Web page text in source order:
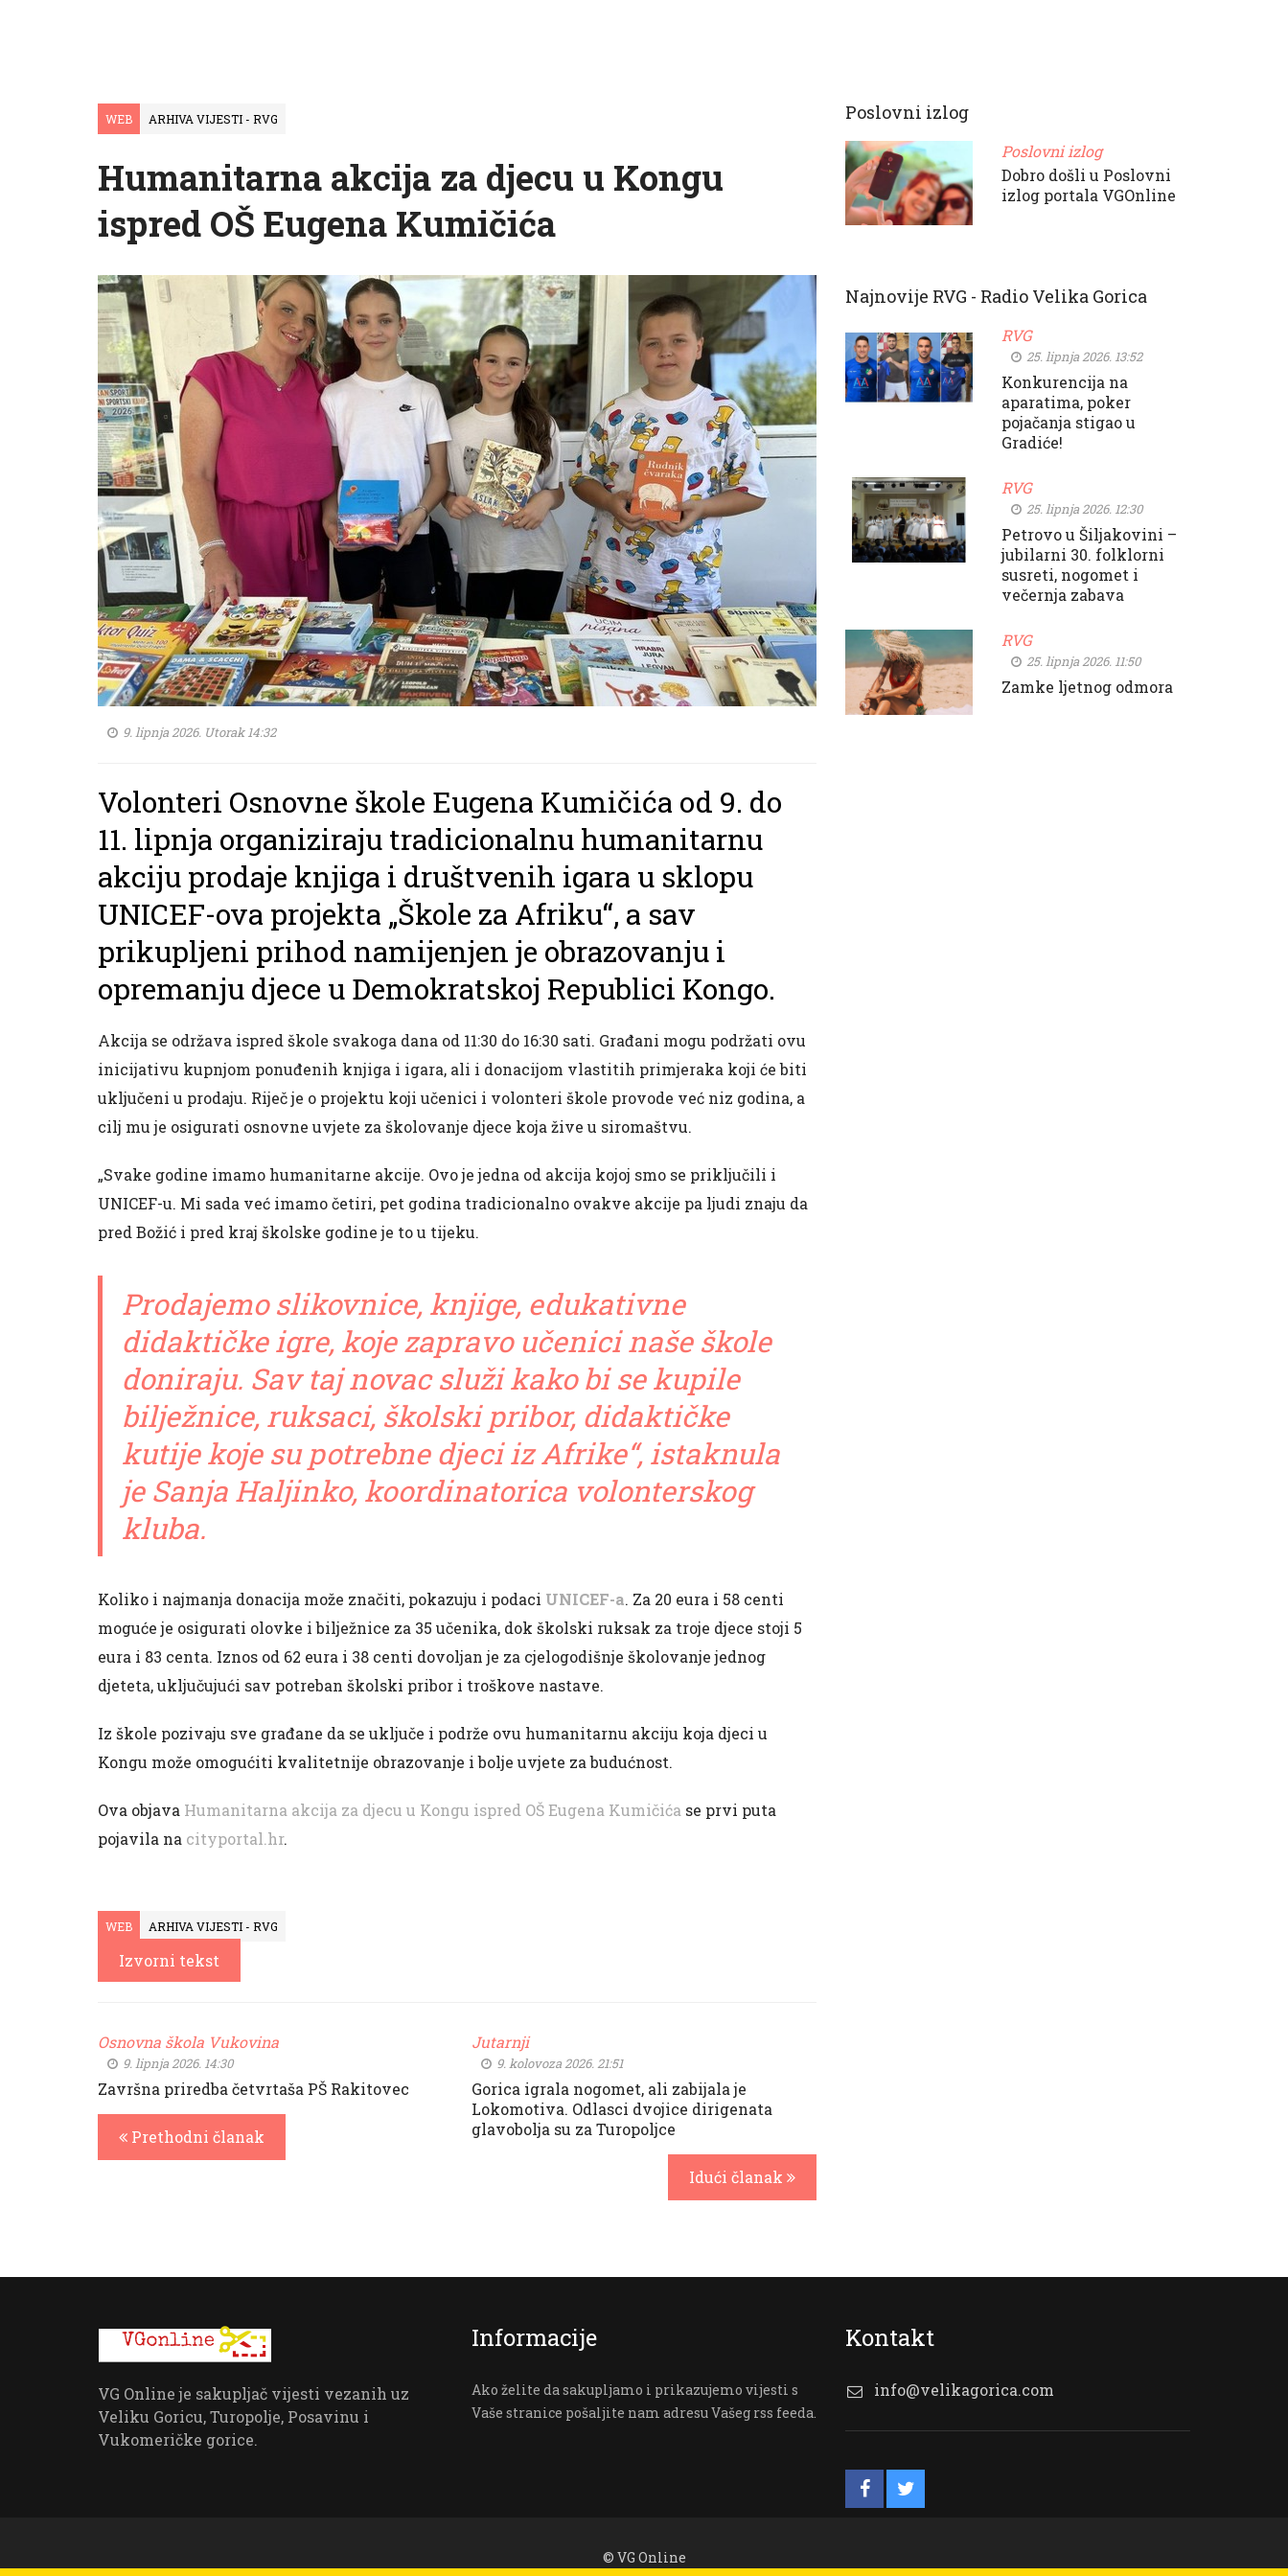
WEB ARHIVA VIJESTI - RVG
Humanitarna akcija za djecu u Kongu
ispred OŠ Eugena Kumičića
9. lipnja 2026. Utorak 14:32
Volonteri Osnovne škole Eugena Kumičića od 9. do
11. lipnja organiziraju tradicionalnu humanitarnu
akciju prodaje knjiga i društvenih igara u sklopu
UNICEF-ova projekta „Škole za Afriku“, a sav
prikupljeni prihod namijenjen je obrazovanju i
opremanju djece u Demokratskoj Republici Kongo.
Akcija se održava ispred škole svakoga dana od 11:30 do 16:30 sati. Građani mogu podržati ovu
inicijativu kupnjom ponuđenih knjiga i igara, ali i donacijom vlastitih primjeraka koji će biti
uključeni u prodaju. Riječ je o projektu koji učenici i volonteri škole provode već niz godina, a
cilj mu je osigurati osnovne uvjete za školovanje djece koja žive u siromaštvu.
„Svake godine imamo humanitarne akcije. Ovo je jedna od akcija kojoj smo se priključili i
UNICEF-u. Mi sada već imamo četiri, pet godina tradicionalno ovakve akcije pa ljudi znaju da
pred Božić i pred kraj školske godine je to u tijeku.
Prodajemo slikovnice, knjige, edukativne
didaktičke igre, koje zapravo učenici naše škole
doniraju. Sav taj novac služi kako bi se kupile
bilježnice, ruksaci, školski pribor, didaktičke
kutije koje su potrebne djeci iz Afrike“, istaknula
je Sanja Haljinko, koordinatorica volonterskog
kluba.
Koliko i najmanja donacija može značiti, pokazuju i podaci UNICEF-a. Za 20 eura i 58 centi
moguće je osigurati olovke i bilježnice za 35 učenika, dok školski ruksak za troje djece stoji 5
eura i 83 centa. Iznos od 62 eura i 38 centi dovoljan je za cjelogodišnje školovanje jednog
djeteta, uključujući sav potreban školski pribor i troškove nastave.
Iz škole pozivaju sve građane da se uključe i podrže ovu humanitarnu akciju koja djeci u
Kongu može omogućiti kvalitetnije obrazovanje i bolje uvjete za budućnost.
Ova objava Humanitarna akcija za djecu u Kongu ispred OŠ Eugena Kumičića se prvi puta
pojavila na cityportal.hr.
WEB ARHIVA VIJESTI - RVG
Izvorni tekst
Osnovna škola Vukovina
9. lipnja 2026. 14:30
Završna priredba četvrtaša PŠ Rakitovec
Prethodni članak
Jutarnji
9. kolovoza 2026. 21:51
Gorica igrala nogomet, ali zabijala je
Lokomotiva. Odlasci dvojice dirigenata
glavobolja su za Turopoljce
Idući članak
Poslovni izlog
Poslovni izlog
Dobro došli u Poslovni
izlog portala VGOnline
Najnovije RVG - Radio Velika Gorica
RVG
25. lipnja 2026. 13:52
Konkurencija na
aparatima, poker
pojačanja stigao u
Gradiće!
RVG
25. lipnja 2026. 12:30
Petrovo u Šiljakovini –
jubilarni 30. folklorni
susreti, nogomet i
večernja zabava
RVG
25. lipnja 2026. 11:50
Zamke ljetnog odmora
VG Online je sakupljač vijesti vezanih uz
Veliku Goricu, Turopolje, Posavinu i
Vukomeričke gorice.
Informacije
Ako želite da sakupljamo i prikazujemo vijesti s
Vaše stranice pošaljite nam adresu Vašeg rss feeda.
Kontakt
info@velikagorica.com
© VG Online